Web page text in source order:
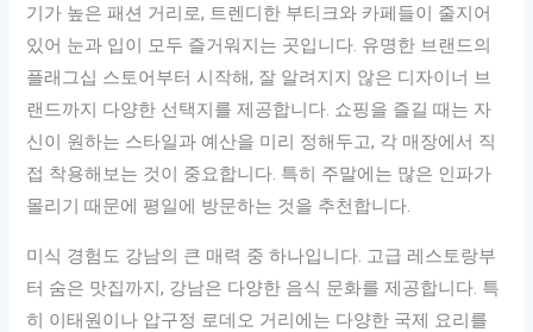
기가 높은 패션 거리로, 트렌디한 부티크와 카페들이 줄지어
있어 눈과 입이 모두 즐거워지는 곳입니다. 유명한 브랜드의
플래그십 스토어부터 시작해, 잘 알려지지 않은 디자이너 브
랜드까지 다양한 선택지를 제공합니다. 쇼핑을 즐길 때는 자
신이 원하는 스타일과 예산을 미리 정해두고, 각 매장에서 직
접 착용해보는 것이 중요합니다. 특히 주말에는 많은 인파가
몰리기 때문에 평일에 방문하는 것을 추천합니다.
미식 경험도 강남의 큰 매력 중 하나입니다. 고급 레스토랑부
터 숨은 맛집까지, 강남은 다양한 음식 문화를 제공합니다. 특
히 이태원이나 압구정 로데오 거리에는 다양한 국제 요리를